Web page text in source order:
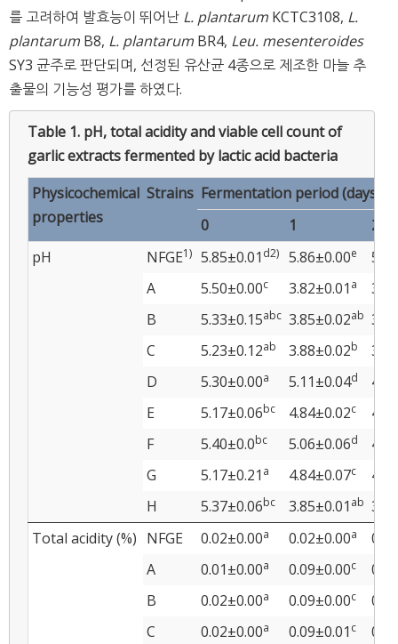
를 고려하여 발효능이 뛰어난 L. plantarum KCTC3108, L.
plantarum B8, L. plantarum BR4, Leu. mesenteroides
SY3 균주로 판단되며, 선정된 유산균 4종으로 제조한 마늘 추
출물의 기능성 평가를 하였다.
Table 1. pH, total acidity and viable cell count of
garlic extracts fermented by lactic acid bacteria
Physicochemical
properties
Strains Fermentation period (days)
0
1
2
pH
NFGE1) 5.85±0.01 d2) 5.86±0.00e
A
5.50±0.00c 3.82±0.01 a
B
5.33±0.15abc 3.85±0.02ab
C
5.23±0.12ab 3.88±0.02b
D
5.30±0.00a 5.11±0.04d
E
5.17±0.06bc 4.84±0.02c
F
5.40±0.0bc 5.06±0.06d
G
5.17±0.21 a 4.84±0.07c
H
5.37±0.06bc 3.85±0.01 ab
Total acidity (%) NFGE 0.02±0.00a 0.02±0.00a
A
0.01±0.00a 0.09±0.00c
B
0.02±0.00a 0.09±0.00c
C
0.02±0.00a 0.09±0.01 c